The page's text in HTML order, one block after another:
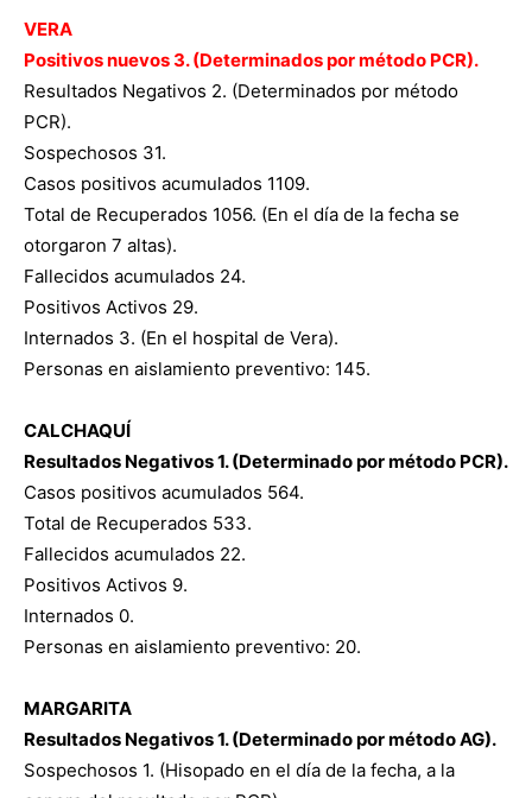
VERA
Positivos nuevos 3. (Determinados por método PCR).
Resultados Negativos 2. (Determinados por método
PCR).
Sospechosos 31.
Casos positivos acumulados 1109.
Total de Recuperados 1056. (En el día de la fecha se
otorgaron 7 altas).
Fallecidos acumulados 24.
Positivos Activos 29.
Internados 3. (En el hospital de Vera).
Personas en aislamiento preventivo: 145.
CALCHAQUÍ
Resultados Negativos 1. (Determinado por método PCR).
Casos positivos acumulados 564.
Total de Recuperados 533.
Fallecidos acumulados 22.
Positivos Activos 9.
Internados 0.
Personas en aislamiento preventivo: 20.
MARGARITA
Resultados Negativos 1. (Determinado por método AG).
Sospechosos 1. (Hisopado en el día de la fecha, a la